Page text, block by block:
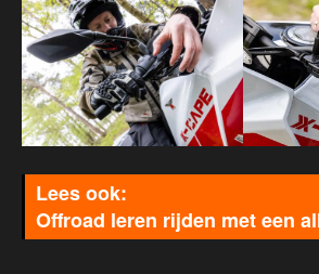
Offroad leren rijden met een